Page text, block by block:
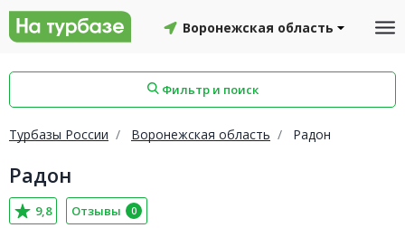
Воронежская область
Фильтр и поиск
Турбазы России Воронежская область Радон
Радон
9,8 Отзывы 0
Смоленский район